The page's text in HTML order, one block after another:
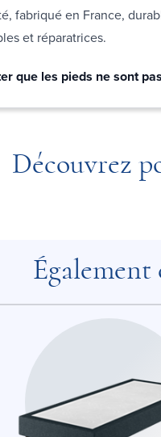
fabriqué en France,
et réparatrices.
que les pieds ne sont
Découvrez
Également